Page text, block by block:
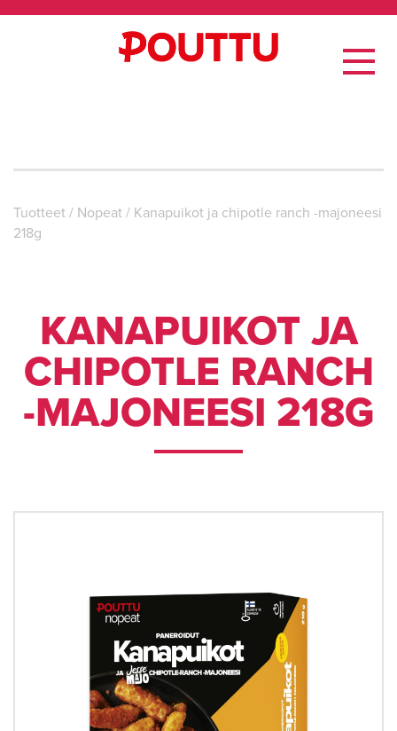
Tuotteet/ Nopeat/ Kanapuikot ja chipotle ranch -majoneesi
218g
KANAPUIKOT JA
CHIPOTLE RANCH
-MAJONEESI 218G